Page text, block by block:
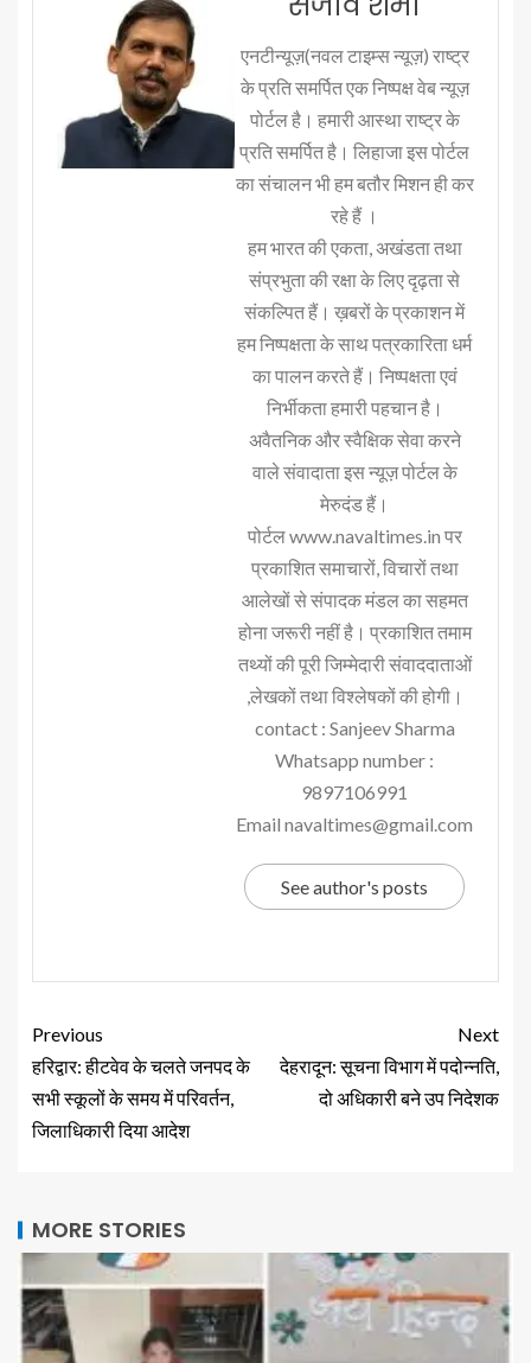
एनटीन्यूज़(नवल टाइम्स न्यूज़) राष्ट्र
के प्रति समर्पित एक निष्पक्ष वेब न्यूज़
पोर्टल है। हमारी आस्था राष्ट्र के
प्रति समर्पित है। लिहाजा इस पोर्टल
का संचालन भी हम बतौर मिशन ही कर
रहे हैं ।
हम भारत की एकता, अखंडता तथा
संप्रभुता की रक्षा के लिए दृढ़ता से
संकल्पित हैं। ख़बरों के प्रकाशन में
हम निष्पक्षता के साथ पत्रकारिता धर्म
का पालन करते हैं। निष्पक्षता एवं
निर्भीकता हमारी पहचान है।
अवैतनिक और स्वैक्षिक सेवा करने
वाले संवादाता इस न्यूज़ पोर्टल के
मेरुदंड हैं।
पोर्टल www.navaltimes.in पर
प्रकाशित समाचारों, विचारों तथा
आलेखों से संपादक मंडल का सहमत
होना जरूरी नहीं है। प्रकाशित तमाम
तथ्यों की पूरी जिम्मेदारी संवाददाताओं
,लेखकों तथा विश्लेषकों की होगी।
contact : Sanjeev Sharma
Whatsapp number :
9897106991
Email navaltimes@gmail.com
See author's posts
Previous
हरिद्वार: हीटवेव के चलते जनपद के
सभी स्कूलों के समय में परिवर्तन,
जिलाधिकारी दिया आदेश
Next
देहरादून: सूचना विभाग में पदोन्नति,
दो अधिकारी बने उप निदेशक
MORE STORIES